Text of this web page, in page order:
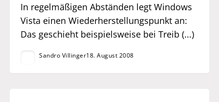
In regelmäßigen Abständen legt Windows
Vista einen Wiederherstellungspunkt an:
Das geschieht beispielsweise bei Treib (...)
Sandro Villinger18. August 2008